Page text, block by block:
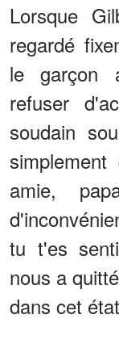
Lorsque
regardé
le garçon
refuser
soudain
amie,
tu t'es
nous a
dans cet